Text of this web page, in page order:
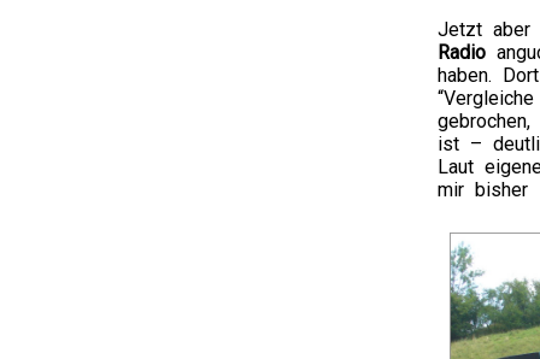
Jetzt aber
Radio
haben.
ist –
Laut
mir bisher